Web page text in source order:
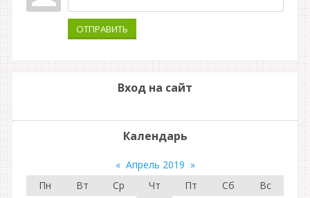
ОТПРАВИТЬ
Вход на сайт
Календарь
« Апрель 2019 »
Пн
Вт Ср Чт Пт Сб
Вс